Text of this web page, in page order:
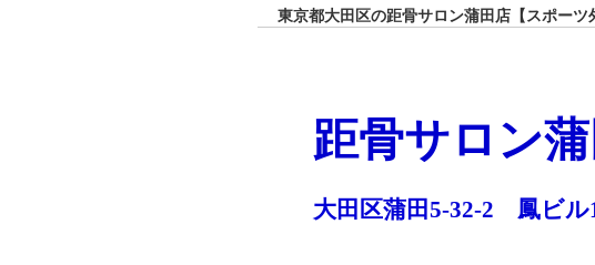
東京都大田区の距骨サロン蒲田店【スポーツ
距骨サロン
大田区蒲田5-32-2 鳳ビ